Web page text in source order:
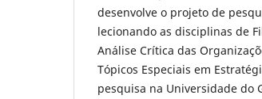
desenvolve o projeto de
lecionando as disciplinas de
Análise Crítica das
Tópicos Especiais em
pesquisa na Universidade do